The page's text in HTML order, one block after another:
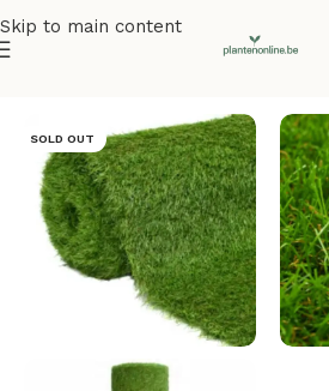
Skip to main content
SOLD OUT